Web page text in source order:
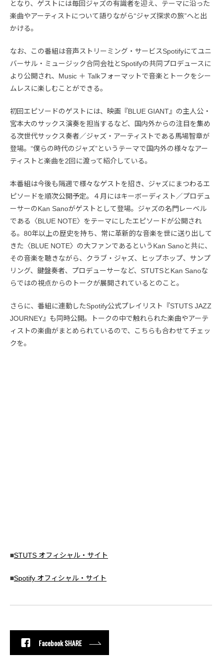
となり、ゲストには毎回ジャズの有識者を迎え、テーマに沿った
楽曲やアーティストについて語りながら“ジャズ探求の旅”へと出
かける。
なお、この番組は音声ストリーミング・サービスSpotifyにてユニ
バーサル・ミュージック合同会社とSpotifyの共同プロデュースに
より公開され、Music ＋ Talkフォーマットで音楽とトークをシー
ムレスに楽しむことができる。
初回エピソードのゲストには、映画『BLUE GIANT』の主人公・
宮本大のサックス演奏を担当するなど、国内外からの注目を集め
る次世代サックス奏者／ジャズ・アーティストである馬場智章が
登場。“僕らの時代のジャズ”というテーマで国内外の様々なアー
ティストと楽曲を2回に渡って紹介している。
本番組は今後も隔週で様々なゲストを招き、ジャズにまつわるエ
ピソードを順次公開予定。４月にはキーボーディスト／プロデュ
ーサーのKan Sanoがゲストとして登場。ジャズの名門レーベル
である〈BLUE NOTE〉をテーマにしたエピソードが公開され
る。80年以上の歴史を持ち、常に革新的な音楽を世に送り出して
きた〈BLUE NOTE〉の大ファンであるというKan Sanoと共に、
その音楽を聴きながら、クラブ・ジャズ、ヒップホップ、サンプ
リング、鍵盤奏者、プロデューサーなど、STUTSとKan Sanoな
らではの視点からのトークが展開されているとのこと。
さらに、番組に連動したSpotify公式プレイリスト『STUTS JAZZ
JOURNEY』も同時公開。トークの中で触れられた楽曲やアーテ
ィストの楽曲がまとめられているので、こちらも合わせてチェッ
クを。
■STUTS オフィシャル・サイト
■Spotify オフィシャル・サイト
Facebook SHARE